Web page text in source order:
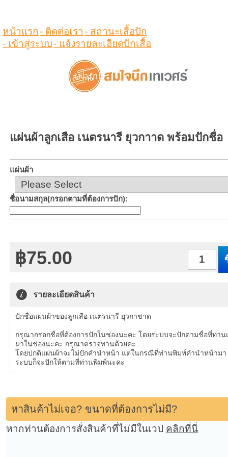
หน้าแรก- ติดต่อเรา- สถานะเสื้อปัก
- เข้าสู่ระบบ- แจ้งรายละเอียดปักเสื้อ
แผ่นผ้าลูกเสือ เนตรนารี ยุวกาาด พร้อมปักชื่อ
แผ่นผ้า
ชื่อนามสกุล(กรอกตามที่ต้องการปัก):
฿75.00
รายละเอียดสินค้า
ปักชื่อแผ่นผ้าของลูกเสือ เนตรนารี ยุวกาชาด
กรุณากรอกชื่อที่ต้องการปักในช่องนะคะ โดยระบบจะปักตามชื่อที่ท่าน
มาในช่องนะคะ กรุณาตรวจทานด้วยคะ
โดยปกติแผ่นผ้าจะไม่ปักคำนำหน้า แต่ในกรณีที่ท่านพิมพ์คำนำหน้ามา
ระบบก็จะปักให้ตามที่ท่านพิมพ์นะคะ
หาสินค้าไม่เจอ? ขนาดที่ต้องการไม่มี?
หากท่านต้องการสั่งสินค้าที่ไม่มีในเวป คลิกที่นี่